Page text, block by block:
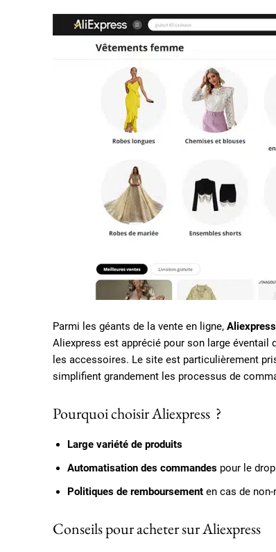
Parmi les géants de la vente en ligne, Aliexpress
Aliexpress est apprécié pour son large éventail
les accessoires. Le site est particulièrement
simplifient grandement les processus de
Pourquoi choisir Aliexpress ?
Large variété de produits
Automatisation des commandes pour le
Politiques de remboursement en cas de
Conseils pour acheter sur Aliexpress